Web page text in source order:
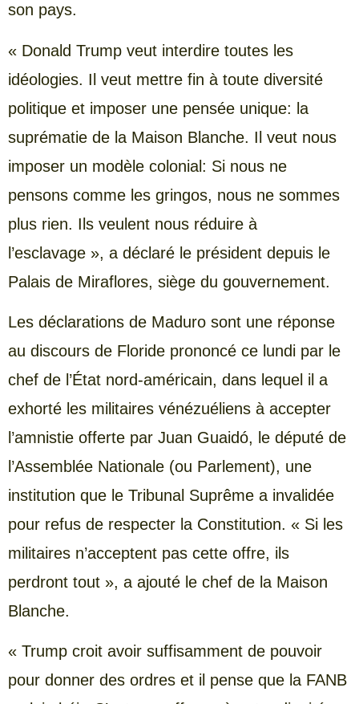
son pays.
« Donald Trump veut interdire toutes les
idéologies. Il veut mettre fin à toute diversité
politique et imposer une pensée unique: la
suprématie de la Maison Blanche. Il veut nous
imposer un modèle colonial: Si nous ne
pensons comme les gringos, nous ne sommes
plus rien. Ils veulent nous réduire à
l’esclavage », a déclaré le président depuis le
Palais de Miraflores, siège du gouvernement.
Les déclarations de Maduro sont une réponse
au discours de Floride prononcé ce lundi par le
chef de l’État nord-américain, dans lequel il a
exhorté les militaires vénézuéliens à accepter
l’amnistie offerte par Juan Guaidó, le député de
l’Assemblée Nationale (ou Parlement), une
institution que le Tribunal Suprême a invalidée
pour refus de respecter la Constitution. « Si les
militaires n’acceptent pas cette offre, ils
perdront tout », a ajouté le chef de la Maison
Blanche.
« Trump croit avoir suffisamment de pouvoir
pour donner des ordres et il pense que la FANB